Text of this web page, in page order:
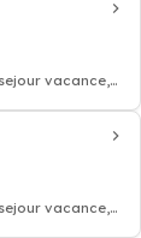
vacance,
vacance,